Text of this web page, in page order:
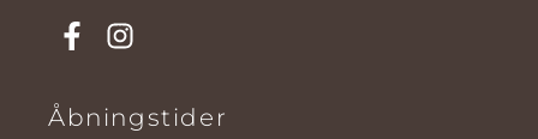
Åbningstider